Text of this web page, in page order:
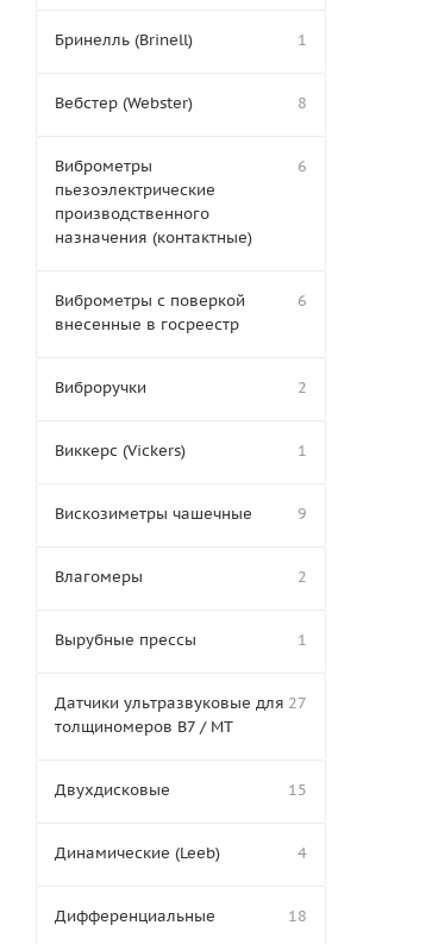
Бринелль (Brinell) 1
Вебстер (Webster) 8
Виброметры
пьезоэлектрические
производственного
назначения (контактные)
6
Виброметры с поверкой
внесенные в госреестр
6
Виброручки 2
Виккерс (Vickers) 1
Вискозиметры чашечные 9
Влагомеры 2
Вырубные прессы 1
Датчики ультразвуковые для
толщиномеров В7 / МТ
27
Двухдисковые 15
Динамические (Leeb) 4
Дифференциальные 18